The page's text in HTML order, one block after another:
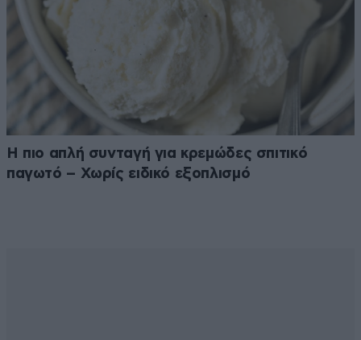
Η πιο απλή συνταγή για κρεμώδες σπιτικό
παγωτό – Χωρίς ειδικό εξοπλισμό